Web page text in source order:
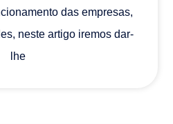
das empresas,
neste artigo iremos dar-
lhe